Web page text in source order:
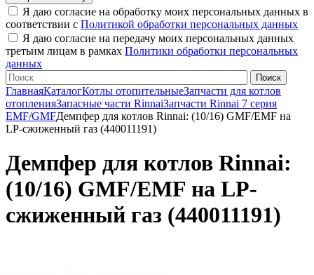
Я даю согласие на обработку моих персональных данных в
соответствии с Политикой обработки персональных данных
Я даю согласие на передачу моих персональных данных
третьим лицам в рамках Политики обработки персональных
данных
ГлавнаяКаталогКотлы отопительныеЗапчасти для котлов
отопленияЗапасные части RinnaiЗапчасти Rinnai 7 серия
EMF/GMFДемпфер для котлов Rinnai: (10/16) GMF/EMF на
LP-сжиженный газ (440011191)
Демпфер для котлов Rinnai:
(10/16) GMF/EMF на LP-
сжиженный газ (440011191)